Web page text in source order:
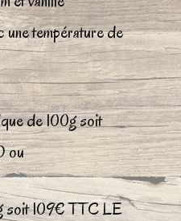
température de
de 100g soit
ou
soit 109€ TTC LE